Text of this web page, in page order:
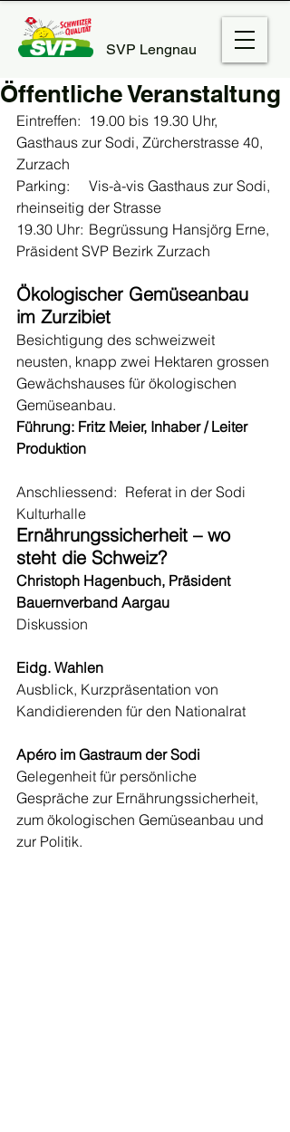
SVP Lengnau
Öffentliche Veranstaltung
Eintreffen:	19.00 bis 19.30 Uhr,
Gasthaus zur Sodi, Zürcherstrasse 40,
Zurzach
Parking:	Vis-à-vis Gasthaus zur Sodi,
rheinseitig der Strasse
19.30 Uhr:	Begrüssung Hansjörg Erne,
Präsident SVP Bezirk Zurzach
Ökologischer Gemüseanbau
im Zurzibiet
Besichtigung des schweizweit
neusten, knapp zwei Hektaren grossen
Gewächshauses für ökologischen
Gemüseanbau.
Führung: Fritz Meier, Inhaber / Leiter
Produktion
Anschliessend:	Referat in der Sodi
Kulturhalle
Ernährungssicherheit – wo
steht die Schweiz?
Christoph Hagenbuch, Präsident
Bauernverband Aargau
Diskussion
Eidg. Wahlen
Ausblick, Kurzpräsentation von
Kandidierenden für den Nationalrat
Apéro im Gastraum der Sodi
Gelegenheit für persönliche
Gespräche zur Ernährungssicherheit,
zum ökologischen Gemüseanbau und
zur Politik.